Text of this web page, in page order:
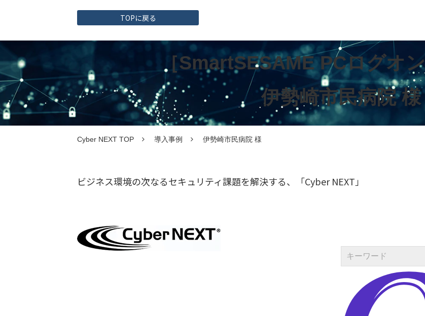
TOPに戻る
［SmartSESAME PCログオ
伊勢崎市民病院 様
Cyber NEXT TOP 導入事例 伊勢崎市民病院 様
ビジネス環境の次なるセキュリティ課題を解決する、「Cyber NEXT」